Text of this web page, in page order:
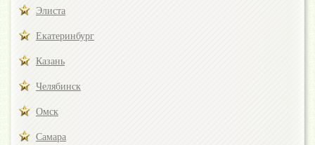
Элиста
Екатеринбург
Казань
Челябинск
Омск
Самара